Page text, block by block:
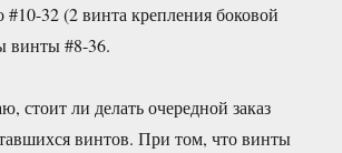
#10-32 (2 винта крепления боковой
#8-36.
стоит ли делать очередной заказ
винтов. При том, что винты